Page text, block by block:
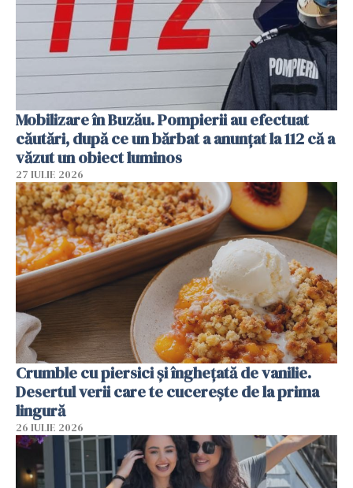
Mobilizare în Buzău. Pompierii au efectuat
căutări, după ce un bărbat a anunțat la 112 că a
văzut un obiect luminos
27 IULIE 2026
Crumble cu piersici și înghețată de vanilie.
Desertul verii care te cucerește de la prima
lingură
26 IULIE 2026